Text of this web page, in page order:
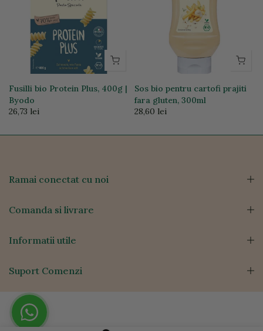
Fusilli bio Protein Plus, 400g |
Byodo
26,73 lei
Sos bio pentru cartofi prajiti
fara gluten, 300ml
28,60 lei
Ramai conectat cu noi
Comanda si livrare
Informatii utile
Suport Comenzi